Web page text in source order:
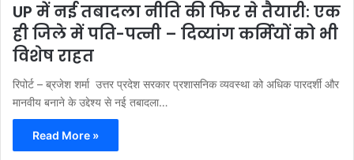
UP में नई तबादला नीति की फिर से तैयारी: एक
ही जिले में पति-पत्नी – दिव्यांग कर्मियों को भी
विशेष राहत
रिपोर्ट – ब्रजेश शर्मा उत्तर प्रदेश सरकार प्रशासनिक व्यवस्था को अधिक पारदर्शी और
मानवीय बनाने के उद्देश्य से नई तबादला…
Read More »